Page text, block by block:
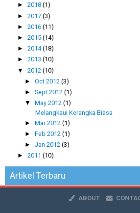
► 2018 (1)
► 2017 (3)
► 2016 (11)
► 2015 (14)
► 2014(18)
► 2013 (10)
▼ 2012 (10)
►Oct 2012(3)
►Sept 2012(1)
▼May 2012(1)
Melangkaui Kerangka Biasa
►Mar 2012(1)
►Feb 2012(1)
►Jan 2012(3)
► 2011 (10)
Artikel Terbaru
ABOUT